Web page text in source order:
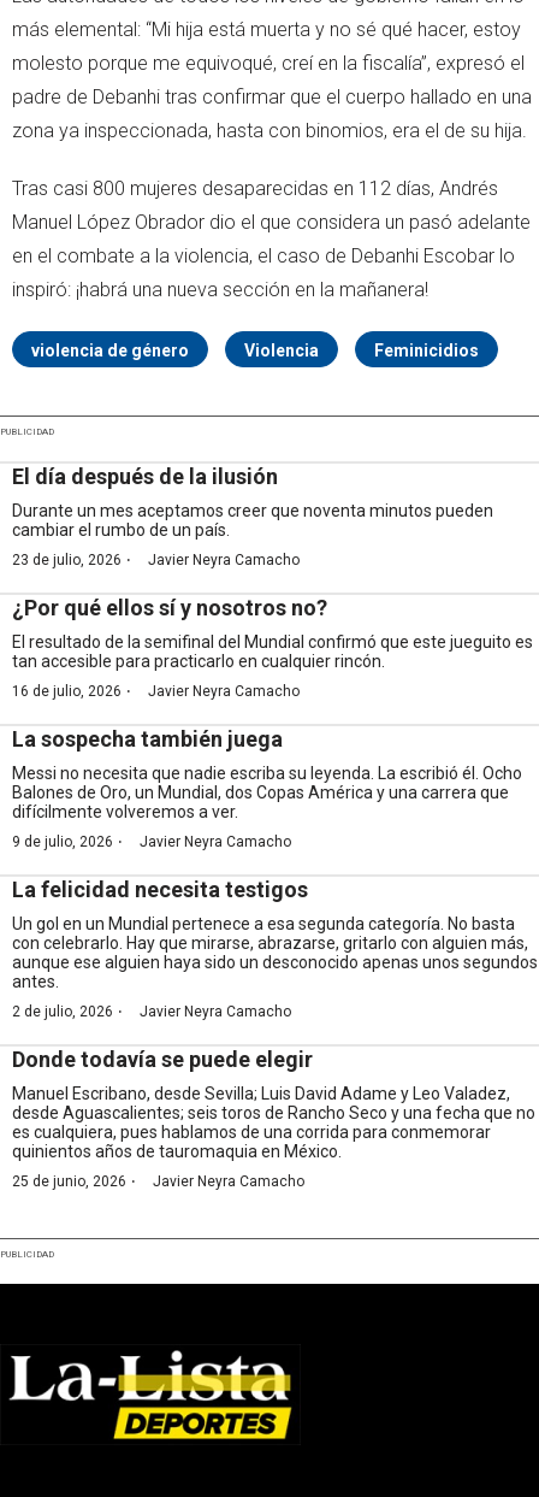
más elemental: “Mi hija está muerta y no sé qué hacer, estoy
molesto porque me equivoqué, creí en la fiscalía”, expresó el
padre de Debanhi tras confirmar que el cuerpo hallado en una
zona ya inspeccionada, hasta con binomios, era el de su hija.
Tras casi 800 mujeres desaparecidas en 112 días, Andrés
Manuel López Obrador dio el que considera un pasó adelante
en el combate a la violencia, el caso de Debanhi Escobar lo
inspiró: ¡habrá una nueva sección en la mañanera!
violencia de género Violencia Feminicidios
PUBLICIDAD
El día después de la ilusión
Durante un mes aceptamos creer que noventa minutos pueden
cambiar el rumbo de un país.
23 de julio, 2026 · Javier Neyra Camacho
¿Por qué ellos sí y nosotros no?
El resultado de la semifinal del Mundial confirmó que este jueguito es
tan accesible para practicarlo en cualquier rincón.
16 de julio, 2026 · Javier Neyra Camacho
La sospecha también juega
Messi no necesita que nadie escriba su leyenda. La escribió él. Ocho
Balones de Oro, un Mundial, dos Copas América y una carrera que
difícilmente volveremos a ver.
9 de julio, 2026 · Javier Neyra Camacho
La felicidad necesita testigos
Un gol en un Mundial pertenece a esa segunda categoría. No basta
con celebrarlo. Hay que mirarse, abrazarse, gritarlo con alguien más,
aunque ese alguien haya sido un desconocido apenas unos segundos
antes.
2 de julio, 2026 · Javier Neyra Camacho
Donde todavía se puede elegir
Manuel Escribano, desde Sevilla; Luis David Adame y Leo Valadez,
desde Aguascalientes; seis toros de Rancho Seco y una fecha que no
es cualquiera, pues hablamos de una corrida para conmemorar
quinientos años de tauromaquia en México.
25 de junio, 2026 · Javier Neyra Camacho
PUBLICIDAD